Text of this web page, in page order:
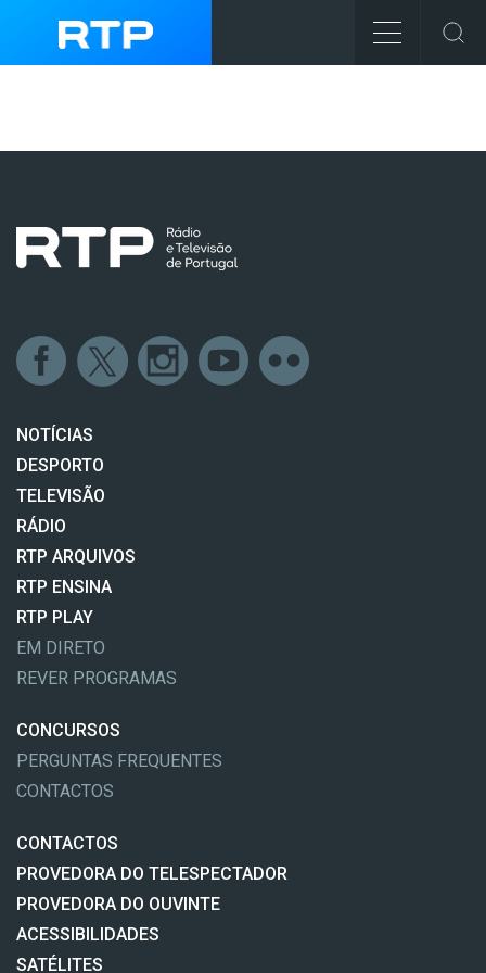
NOTÍCIAS
DESPORTO
TELEVISÃO
RÁDIO
RTP ARQUIVOS
RTP ENSINA
RTP PLAY
EM DIRETO
REVER PROGRAMAS
CONCURSOS
PERGUNTAS FREQUENTES
CONTACTOS
CONTACTOS
PROVEDORA DO TELESPECTADOR
PROVEDORA DO OUVINTE
ACESSIBILIDADES
SATÉLITES